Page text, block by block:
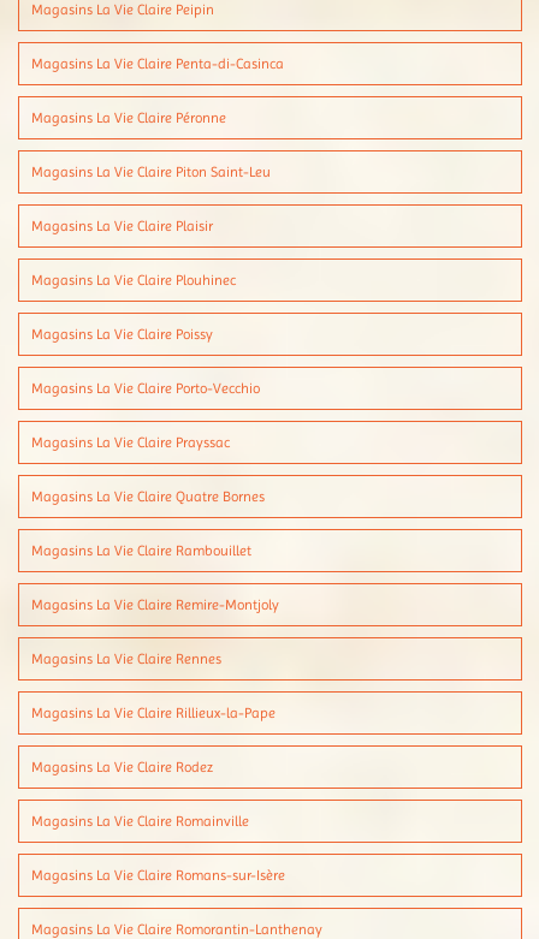
Magasins La Vie Claire Peipin
Magasins La Vie Claire Penta-di-Casinca
Magasins La Vie Claire Péronne
Magasins La Vie Claire Piton Saint-Leu
Magasins La Vie Claire Plaisir
Magasins La Vie Claire Plouhinec
Magasins La Vie Claire Poissy
Magasins La Vie Claire Porto-Vecchio
Magasins La Vie Claire Prayssac
Magasins La Vie Claire Quatre Bornes
Magasins La Vie Claire Rambouillet
Magasins La Vie Claire Remire-Montjoly
Magasins La Vie Claire Rennes
Magasins La Vie Claire Rillieux-la-Pape
Magasins La Vie Claire Rodez
Magasins La Vie Claire Romainville
Magasins La Vie Claire Romans-sur-Isère
Magasins La Vie Claire Romorantin-Lanthenay